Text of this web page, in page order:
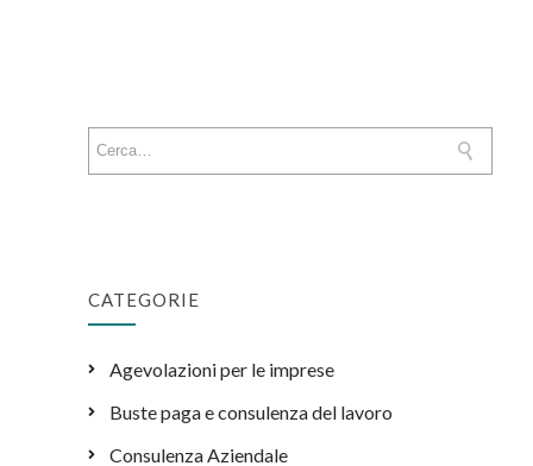
CATEGORIE
Agevolazioni per le imprese
Buste paga e consulenza del lavoro
Consulenza Aziendale